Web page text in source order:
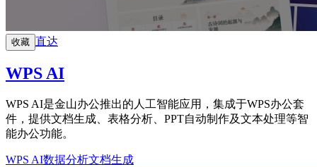
收藏 直达
WPS AI
WPS AI是金山办公推出的人工智能应用，集成于WPS办公套
件，提供文档生成、表格分析、PPT自动制作及文本处理等智
能办公功能。
WPS AI数据分析文档生成